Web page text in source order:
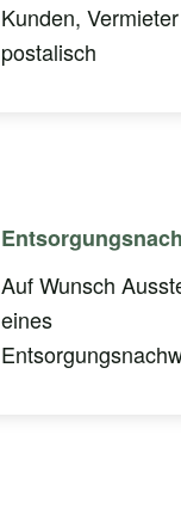
Kunden,
postalisch
Auf Wunsch
eines